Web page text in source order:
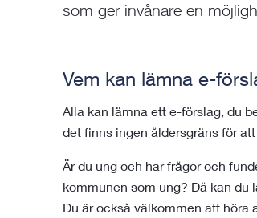
som ger invånare en
Vem kan lämna e-
Alla kan lämna ett e-förslag, du
det finns ingen åldersgräns för
Är du ung och har frågor och
kommunen som ung? Då kan du
Du är också välkommen att höra